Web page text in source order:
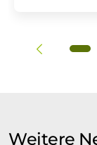
Weitere